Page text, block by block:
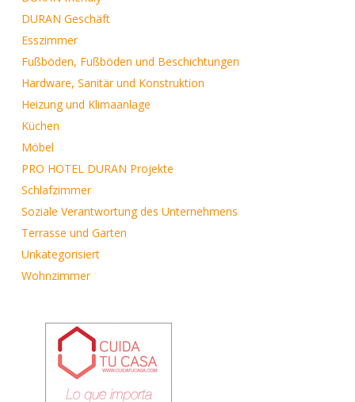
DURAN Geschäft
Esszimmer
Fußböden, Fußböden und Beschichtungen
Hardware, Sanitär und Konstruktion
Heizung und Klimaanlage
Küchen
Möbel
PRO HOTEL DURAN Projekte
Schlafzimmer
Soziale Verantwortung des Unternehmens
Terrasse und Garten
Unkategorisiert
Wohnzimmer